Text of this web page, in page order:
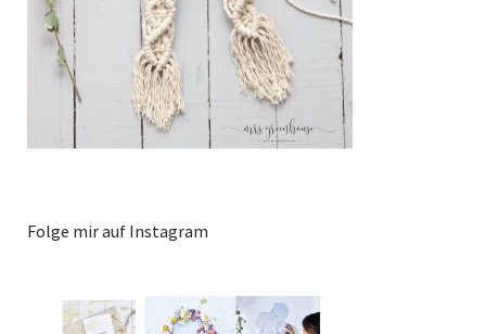
Folge mir auf Instagram